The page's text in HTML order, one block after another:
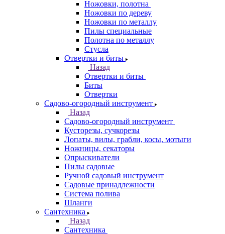
Ножовки, полотна
Ножовки по дереву
Ножовки по металлу
Пилы специальные
Полотна по металлу
Стусла
Отвертки и биты
Назад
Отвертки и биты
Биты
Отвертки
Садово-огородный инструмент
Назад
Садово-огородный инструмент
Кусторезы, сучкорезы
Лопаты, вилы, грабли, косы, мотыги
Ножницы, секаторы
Опрыскиватели
Пилы садовые
Ручной садовый инструмент
Садовые принадлежности
Система полива
Шланги
Сантехника
Назад
Сантехника